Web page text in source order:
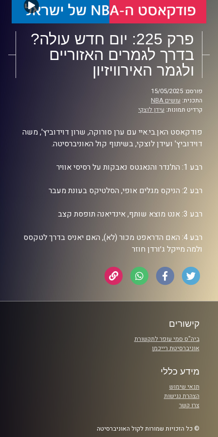
פרק 225: יום חדש עולה?
בדרך לגמרים האזוריים
ולגמר האירוויזיון
פורסם: 15/05/2025
התכנית: עושים NBA
קרדיט תמונות: עידן לוצקי
פודקאסט האן.בי.איי עם ערן סורוקה, שרון דוידוביץ', משה
דוידוביץ' ועידן לוצקי, בשיתוף קול האוניברסיטה.
רבע 1: הת'נדר והנאגטס נאבקות על רסיסי אוויר
רבע 2: הניקס מגלים אופי, הסלטיקס בעונת מעבר
רבע 3: אנט מוצא שותף, אינדיאנה תופסת קצב
רבע 4: האם הדראפט מכור (לא), האם יאניס בדרך לטקסס
ולמה מייקל ג׳ורדן חוזר
קישורים
ביה"ס סמי עופר לתקשורת
אוניברסיטת רייכמן
מידע כללי
תנאי שימוש
הצהרת נגישות
צרו קשר
© כל הזכויות שמורות לקול האוניברסיטה